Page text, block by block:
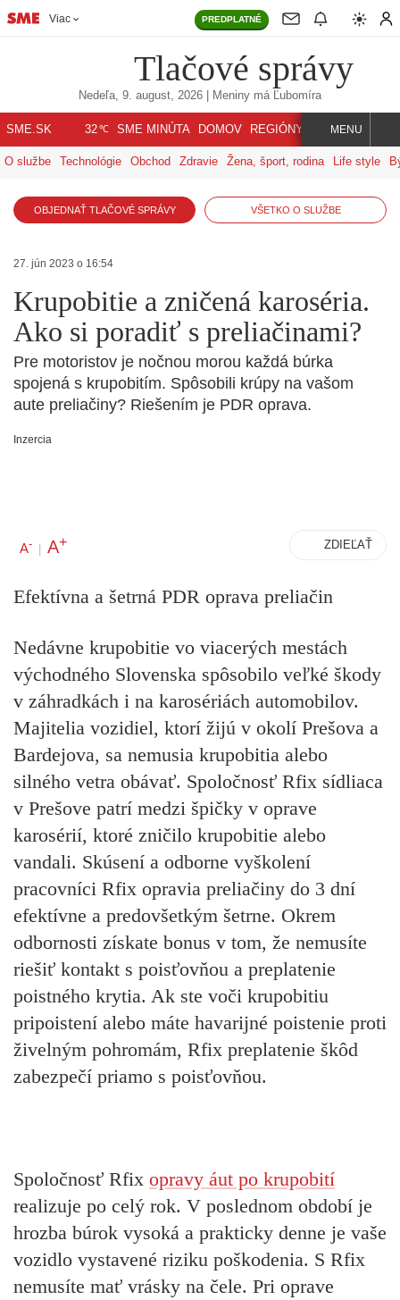
Viac PREDPLATNÉ
Tlačové správy
Nedeľa, 9. august, 2026 | Meniny má Ľubomíra
SME.SK 32℃ SME MINÚTA DOMOV REGIÓNY INDEX SVET
MENU
O službe Technológie Obchod Zdravie Žena, šport, rodina Life style
OBJEDNAŤ TLAČOVÉ SPRÁVY VŠETKO O SLUŽBE
27. jún 2023 o 16:54
Krupobitie a zničená karoséria.
Ako si poradiť s preliačinami?
Pre motoristov je nočnou morou každá búrka
spojená s krupobitím. Spôsobili krúpy na vašom
aute preliačiny? Riešením je PDR oprava.
Inzercia
A- | A+ ZDIEĽAŤ
Efektívna a šetrná PDR oprava preliačin
Nedávne krupobitie vo viacerých mestách
východného Slovenska spôsobilo veľké škody
v záhradkách i na karosériách automobilov.
Majitelia vozidiel, ktorí žijú v okolí Prešova a
Bardejova, sa nemusia krupobitia alebo
silného vetra obávať. Spoločnosť Rfix sídliaca
v Prešove patrí medzi špičky v oprave
karosérií, ktoré zničilo krupobitie alebo
vandali. Skúsení a odborne vyškolení
pracovníci Rfix opravia preliačiny do 3 dní
efektívne a predovšetkým šetrne. Okrem
odbornosti získate bonus v tom, že nemusíte
riešiť kontakt s poisťovňou a preplatenie
poistného krytia. Ak ste voči krupobitiu
pripoistení alebo máte havarijné poistenie proti
živelným pohromám, Rfix preplatenie škôd
zabezpečí priamo s poisťovňou.
Spoločnosť Rfix opravy áut po krupobití
realizuje po celý rok. V poslednom období je
hrozba búrok vysoká a prakticky denne je vaše
vozidlo vystavené riziku poškodenia. S Rfix
nemusíte mať vrásky na čele. Pri oprave